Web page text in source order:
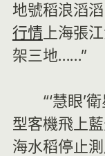
地號稻浪滔
行情 上海張
架三地……”
“‘慧眼’
型客機飛上
海水稻停止